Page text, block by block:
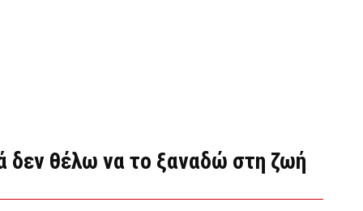
δεν θέλω να το ξαναδώ στη ζωή